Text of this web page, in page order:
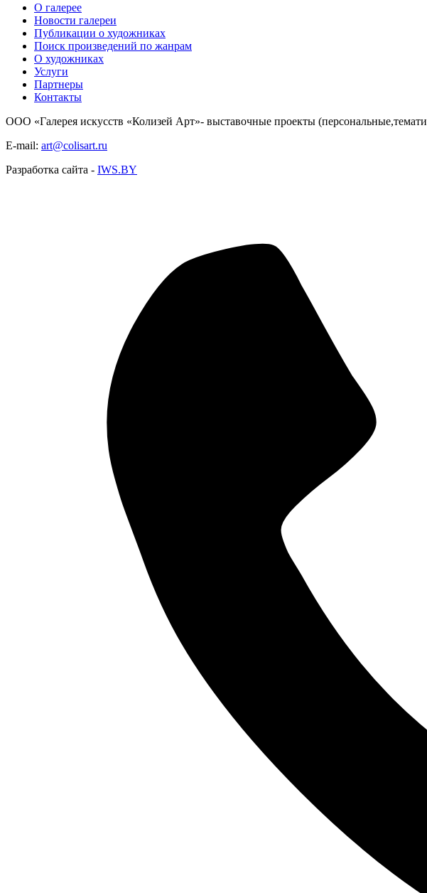
О галерее
Новости галереи
Публикации о художниках
Поиск произведений по жанрам
О художниках
Услуги
Партнеры
Контакты
ООО «Галерея искусств «Колизей Арт»- выставочные проекты
E-mail: art@colisart.ru
Разработка сайта - IWS.BY